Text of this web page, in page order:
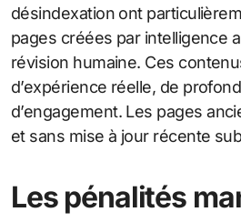
désindexation ont
pages créées par intelligence
révision humaine. Ces
d’expérience réelle, de
d’engagement. Les pages
et sans mise à jour récente
Les pénalités